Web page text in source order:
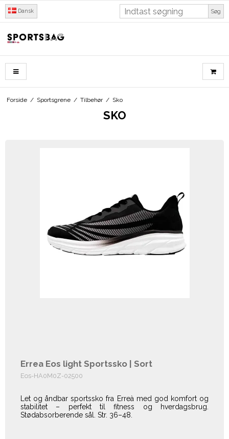
Dansk Søg
Forside / Sportsgrene / Tilbehør / Sko
SKO
Errea Eos light Sportssko | Sort
Eos-HA0M0Z-02500
Let og åndbar sportssko fra Erreà med god komfort og
stabilitet – perfekt til fitness og hverdagsbrug.
Stødabsorberende sål. Str. 36–48.